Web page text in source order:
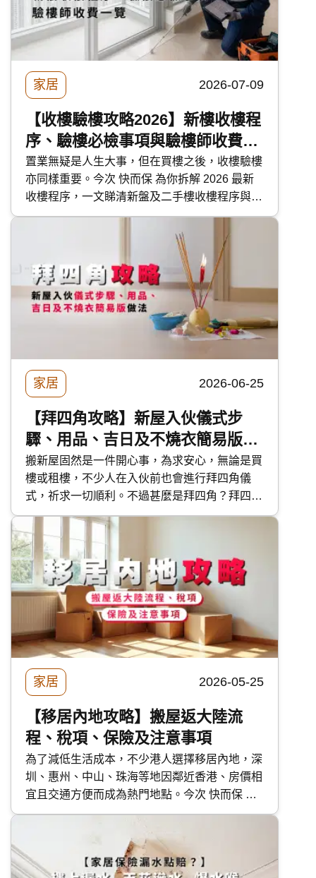
家居 2026-07-09
【收樓驗樓攻略2026】新樓收樓程
序、驗樓必檢事項與驗樓師收費一
覽
置業無疑是人生大事，但在買樓之後，收樓驗樓
亦同樣重要。今次 快而保 為你拆解 2026 最新
收樓程序，一文睇清新盤及二手樓收樓程序與注
意事項，解答「收樓前驗樓」迷思，更附有驗樓
清單、檢查方法及驗樓師收費參考。
家居 2026-06-25
【拜四角攻略】新屋入伙儀式步
驟、用品、吉日及不燒衣簡易版做
法
搬新屋固然是一件開心事，為求安心，無論是買
樓或租樓，不少人在入伙前也會進行拜四角儀
式，祈求一切順利。不過甚麼是拜四角？拜四角
要預備甚麼？拜四角的步驟如何？今次 快而保
便為大家分享拜四角的各項實用資料，讓大家準
備充足迎接新居。
家居 2026-05-25
【移居內地攻略】搬屋返大陸流
程、稅項、保險及注意事項
為了減低生活成本，不少港人選擇移居內地，深
圳、惠州、中山、珠海等地因鄰近香港、房價相
宜且交通方便而成為熱門地點。今次 快而保 詳
細講解搬屋返大陸的規定、流程、 保險及注意